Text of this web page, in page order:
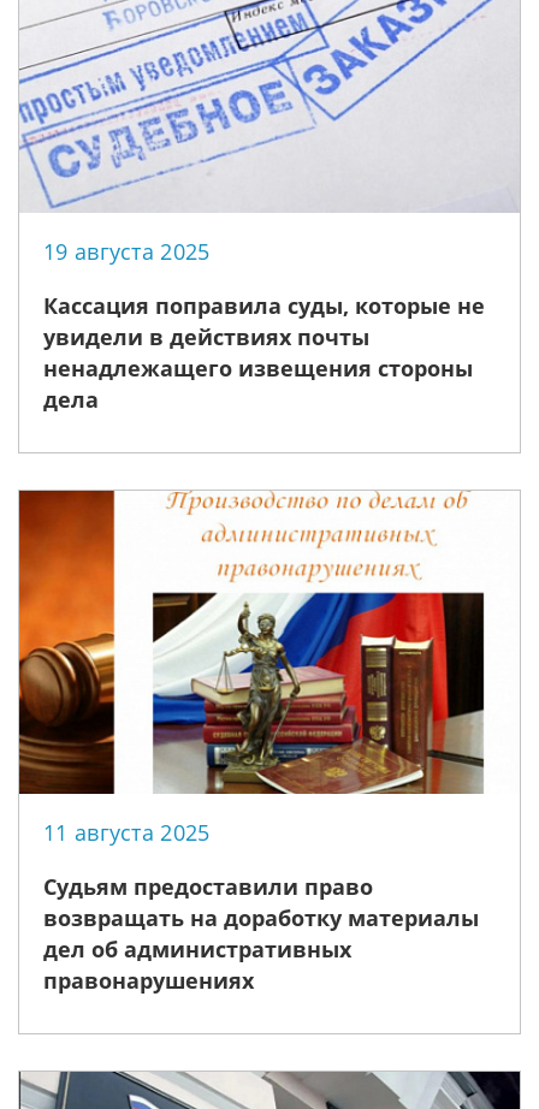
19 августа 2025
Кассация поправила суды, которые не
увидели в действиях почты
ненадлежащего извещения стороны
дела
11 августа 2025
Судьям предоставили право
возвращать на доработку материалы
дел об административных
правонарушениях